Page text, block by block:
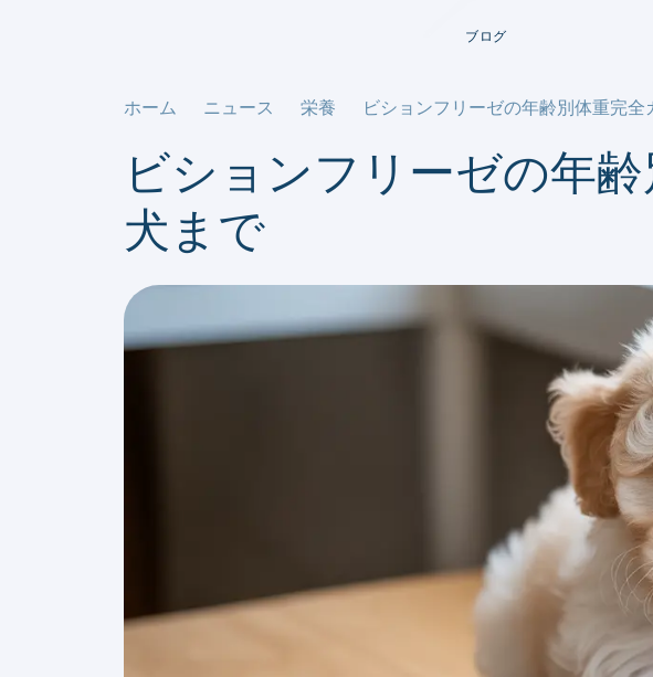
ブログ
ホーム ニュース 栄養 ビションフリーゼの年齢別体重完
ビションフリーゼの年
犬まで